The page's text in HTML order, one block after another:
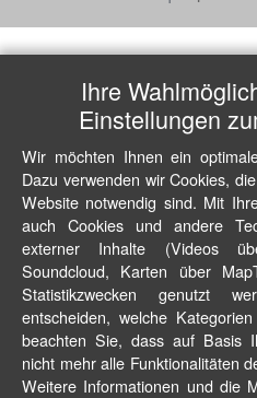
Ihre
Einstellungen
Wir möchten Ihnen ein
Dazu verwenden wir Cookies,
Website notwendig sind. Mit
auch Cookies und andere
externer Inhalte (Videos
Soundcloud, Karten über
Statistikzwecken genutzt
entscheiden, welche
beachten Sie, dass auf Basis
nicht mehr alle Funktionalitäten
Weitere Informationen und die